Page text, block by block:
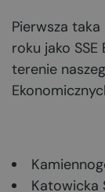
Pierwsza
roku jako SSE
terenie
Katowicka